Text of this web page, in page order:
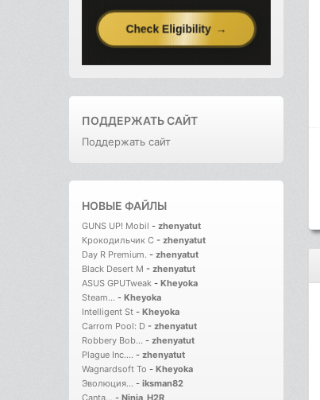
ПОДДЕРЖАТЬ САЙТ
Поддержать сайт
НОВЫЕ ФАЙЛЫ
GUNS UP! Mobil - zhenyatut
Крокодильчик С - zhenyatut
Day R Premium. - zhenyatut
Black Desert M - zhenyatut
ASUS GPUTweak - Kheyoka
Steam... - Kheyoka
Intelligent St - Kheyoka
Carrom Pool: D - zhenyatut
Robbery Bob... - zhenyatut
Plague Inc.... - zhenyatut
Wagnardsoft To - Kheyoka
Эволюция... - iksman82